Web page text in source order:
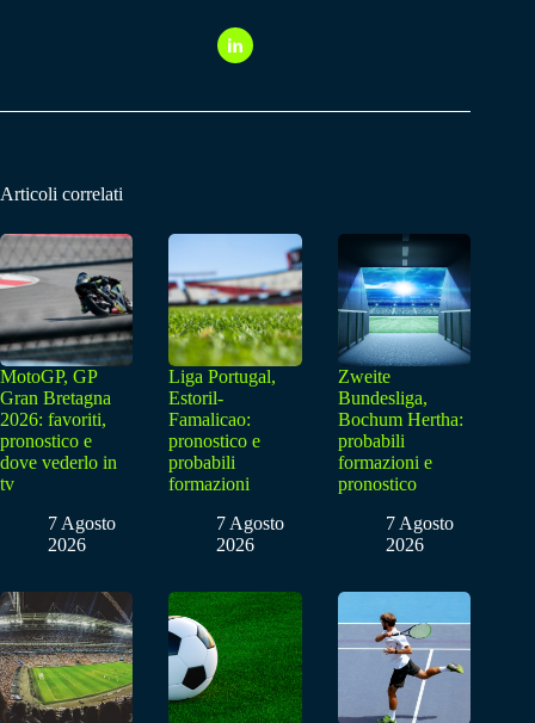
Articoli correlati
MotoGP, GP
Gran Bretagna
2026: favoriti,
pronostico e
dove vederlo in
tv
7 Agosto
2026
Liga Portugal,
Estoril-
Famalicao:
pronostico e
probabili
formazioni
7 Agosto
2026
Zweite
Bundesliga,
Bochum Hertha:
probabili
formazioni e
pronostico
7 Agosto
2026